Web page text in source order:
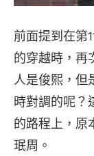
前面提到在第
的穿越時，再
人是俊熙，但
時對調的呢？
的路程上，原
珉周。